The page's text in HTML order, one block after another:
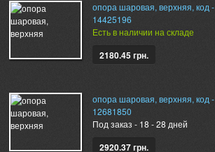
опора шаровая, верхняя, код -
14425196
Есть в наличии на складе
2180.45 грн.
опора шаровая, верхняя, код -
12681850
Под заказ - 18 - 28 дней
2920.37 грн.